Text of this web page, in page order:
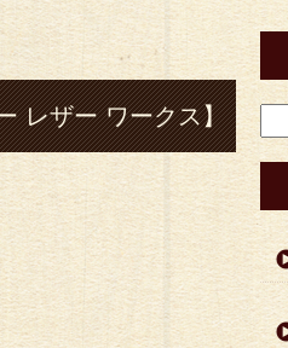
レザー ワークス】
ザー#革#ハンドメ
ーレー#shovel-
#指輪#cafe#コーヒ